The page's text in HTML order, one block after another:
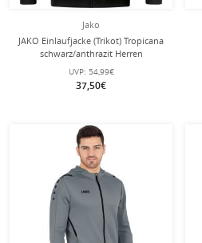
Jako
JAKO Einlaufjacke (Trikot) Tropicana
schwarz/anthrazit Herren
UVP: 54,99€
37,50€